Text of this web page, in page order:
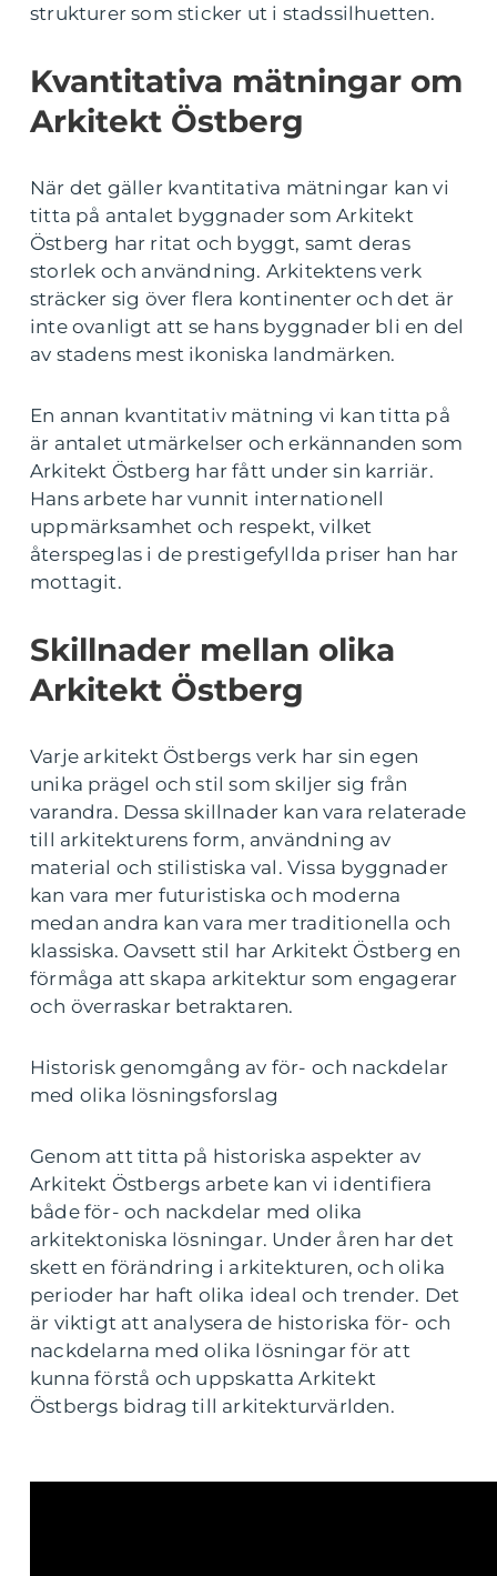
strukturer som sticker ut i stadssilhuetten.
Kvantitativa mätningar om
Arkitekt Östberg
När det gäller kvantitativa mätningar kan vi
titta på antalet byggnader som Arkitekt
Östberg har ritat och byggt, samt deras
storlek och användning. Arkitektens verk
sträcker sig över flera kontinenter och det är
inte ovanligt att se hans byggnader bli en del
av stadens mest ikoniska landmärken.
En annan kvantitativ mätning vi kan titta på
är antalet utmärkelser och erkännanden som
Arkitekt Östberg har fått under sin karriär.
Hans arbete har vunnit internationell
uppmärksamhet och respekt, vilket
återspeglas i de prestigefyllda priser han har
mottagit.
Skillnader mellan olika
Arkitekt Östberg
Varje arkitekt Östbergs verk har sin egen
unika prägel och stil som skiljer sig från
varandra. Dessa skillnader kan vara relaterade
till arkitekturens form, användning av
material och stilistiska val. Vissa byggnader
kan vara mer futuristiska och moderna
medan andra kan vara mer traditionella och
klassiska. Oavsett stil har Arkitekt Östberg en
förmåga att skapa arkitektur som engagerar
och överraskar betraktaren.
Historisk genomgång av för- och nackdelar
med olika lösningsforslag
Genom att titta på historiska aspekter av
Arkitekt Östbergs arbete kan vi identifiera
både för- och nackdelar med olika
arkitektoniska lösningar. Under åren har det
skett en förändring i arkitekturen, och olika
perioder har haft olika ideal och trender. Det
är viktigt att analysera de historiska för- och
nackdelarna med olika lösningar för att
kunna förstå och uppskatta Arkitekt
Östbergs bidrag till arkitekturvärlden.